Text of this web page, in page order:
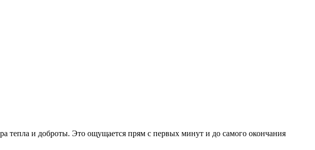
и доброты. Это ощущается прям с первых минут и до самого окончания